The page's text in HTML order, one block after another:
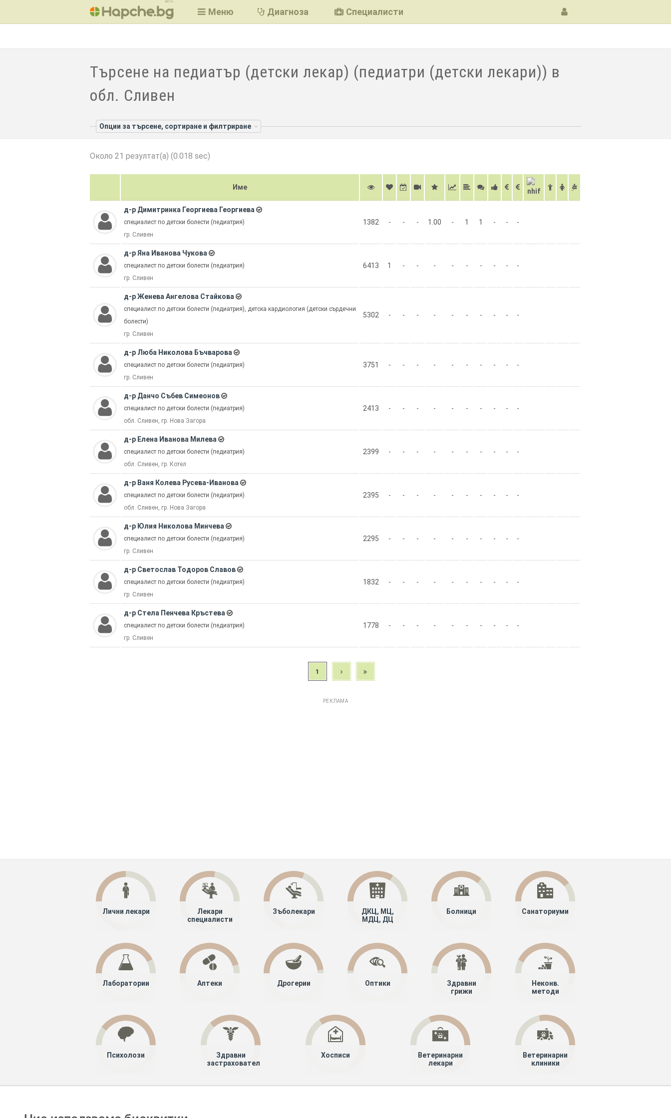
BETA
Меню Диагноза Специалисти
Търсене на педиатър (детски лекар) (педиатри (детски лекари)) в
обл. Сливен
Опции за търсене, сортиране и филтриране
Около 21 резултат(а) (0.018 sec)
Име
д-р Димитринка Георгиева Георгиева
специалист по детски болести (педиатрия)
гр. Сливен
1382 - - - 1.00 - 1 1 - - -
д-р Яна Иванова Чукова
специалист по детски болести (педиатрия)
гр. Сливен
6413 1 - - - - - - - - -
д-р Женева Ангелова Стайкова
специалист по детски болести (педиатрия), детска кардиология (детски сърдечни
болести)
гр. Сливен
5302 - - - - - - - - - -
д-р Люба Николoва Бъчварова
специалист по детски болести (педиатрия)
гр. Сливен
3751 - - - - - - - - - -
д-р Данчо Събев Симеонов
специалист по детски болести (педиатрия)
обл. Сливен, гр. Нова Загора
2413 - - - - - - - - - -
д-р Елена Иванова Милева
специалист по детски болести (педиатрия)
обл. Сливен, гр. Котел
2399 - - - - - - - - - -
д-р Ваня Колева Русева-Иванова
специалист по детски болести (педиатрия)
обл. Сливен, гр. Нова Загора
2395 - - - - - - - - - -
д-р Юлия Николова Минчева
специалист по детски болести (педиатрия)
гр. Сливен
2295 - - - - - - - - - -
д-р Светослав Тодоров Славов
специалист по детски болести (педиатрия)
гр. Сливен
1832 - - - - - - - - - -
д-р Стела Пенчева Кръстева
специалист по детски болести (педиатрия)
гр. Сливен
1778 - - - - - - - - - -
1
РЕКЛАМА
Лични лекари
Лекари
специалисти
Зъболекари
ДКЦ, МЦ,
МДЦ, ДЦ
Болници Санаториуми
Лаборатории Аптеки Дрогерии Оптики
Здравни
грижи
Неконв.
методи
Психолози
Здравни
застрахователи
Хосписи
Ветеринарни
лекари
Ветеринарни
клиники